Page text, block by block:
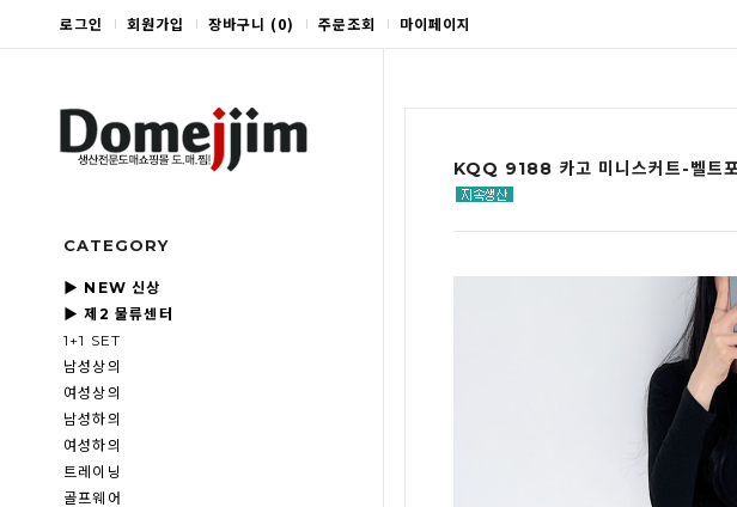
로그인 회원가입 장바구니 (0) 주문조회 마이페이지
CATEGORY
▶ NEW 신상
▶ 제2 물류센터
1+1 SET
남성상의
여성상의
남성하의
여성하의
트레이닝
골프웨어
KQQ 9188 카고 미니스커트-벨트